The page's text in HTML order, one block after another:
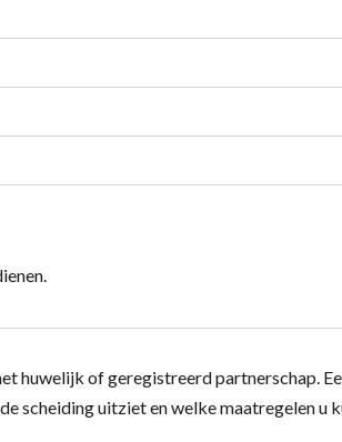
huwelijk of geregistreerd partnerschap.
scheiding uitziet en welke maatregelen u